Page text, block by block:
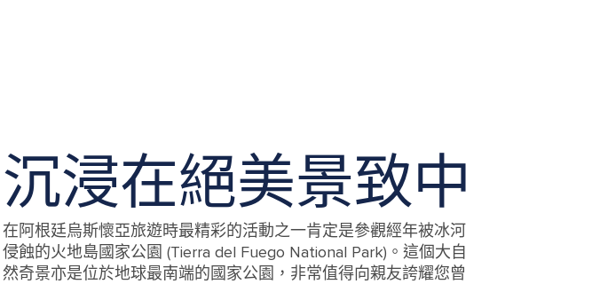
沉浸在絕美景致中
在阿根廷烏斯懷亞旅遊時最精彩的活動之一肯定是參觀經年被冰河
侵蝕的火地島國家公園 (Tierra del Fuego National Park)。這個大自
然奇景亦是位於地球最南端的國家公園，非常值得向親友誇耀您曾